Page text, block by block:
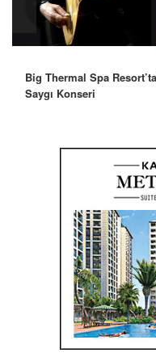
Big Thermal Spa
Saygı Konseri